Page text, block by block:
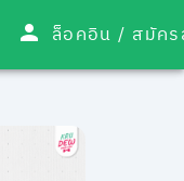
ล็อคอิน /